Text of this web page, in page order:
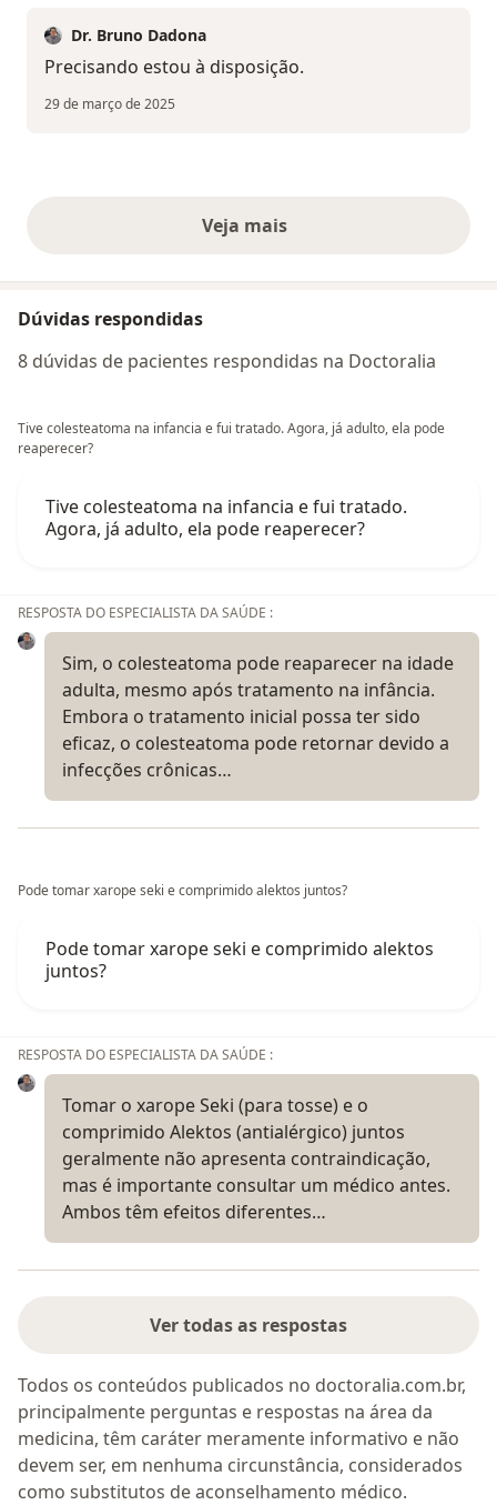
Dr. Bruno Dadona
Precisando estou à disposição.
29 de março de 2025
Veja maisopiniões acima
Dúvidas respondidas
8 dúvidas de pacientes respondidas na Doctoralia
Tive colesteatoma na infancia e fui tratado. Agora, já adulto, ela pode
reaperecer?
Tive colesteatoma na infancia e fui tratado.
Agora, já adulto, ela pode reaperecer?
RESPOSTA DO ESPECIALISTA DA SAÚDE :
Sim, o colesteatoma pode reaparecer na idade
adulta, mesmo após tratamento na infância.
Embora o tratamento inicial possa ter sido
eficaz, o colesteatoma pode retornar devido a
infecções crônicas…
Pode tomar xarope seki e comprimido alektos juntos?
Pode tomar xarope seki e comprimido alektos
juntos?
RESPOSTA DO ESPECIALISTA DA SAÚDE :
Tomar o xarope Seki (para tosse) e o
comprimido Alektos (antialérgico) juntos
geralmente não apresenta contraindicação,
mas é importante consultar um médico antes.
Ambos têm efeitos diferentes…
Ver todas as respostas
Todos os conteúdos publicados no doctoralia.com.br,
principalmente perguntas e respostas na área da
medicina, têm caráter meramente informativo e não
devem ser, em nenhuma circunstância, considerados
como substitutos de aconselhamento médico.